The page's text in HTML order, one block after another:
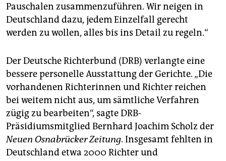
Pauschalen zusammenzuführen. Wir neigen in
Deutschland dazu, jedem Einzelfall gerecht
werden zu wollen, alles bis ins Detail zu regeln.“
Der Deutsche Richterbund (DRB) verlangte eine
bessere personelle Ausstattung der Gerichte. „Die
vorhandenen Richterinnen und Richter reichen
bei weitem nicht aus, um sämtliche Verfahren
zügig zu bearbeiten“, sagte DRB-
Präsidiumsmitglied Bernhard Joachim Scholz der
Neuen Osnabrücker Zeitung. Insgesamt fehlten in
Deutschland etwa 2000 Richter und